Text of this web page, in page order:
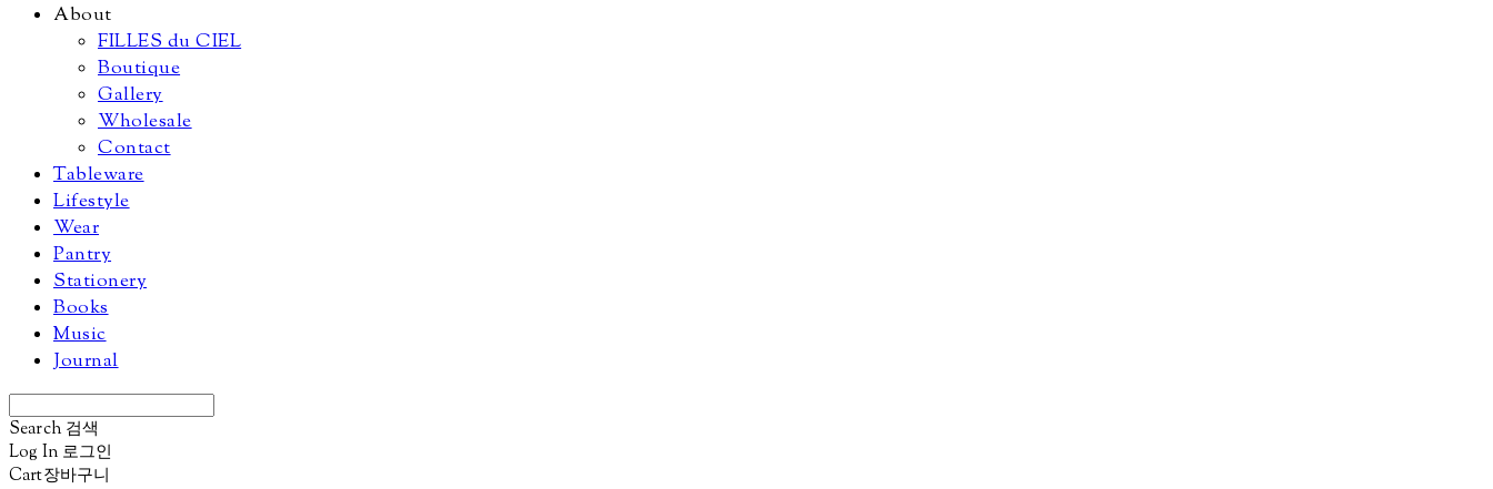
About
FILLES du CIEL
Boutique
Gallery
Wholesale
Contact
Tableware
Lifestyle
Wear
Pantry
Stationery
Books
Music
Journal
Search 검색
Log In 로그인
Cart장바구니